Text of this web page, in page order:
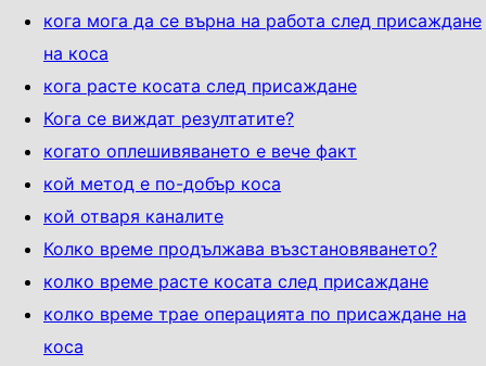
кога мога да се върна на работа след присаждане
на коса
кога расте косата след присаждане
Кога се виждат резултатите?
когато оплешивяването е вече факт
кой метод е по-добър коса
кой отваря каналите
Колко време продължава възстановяването?
колко време расте косата след присаждане
колко време трае операцията по присаждане на
коса